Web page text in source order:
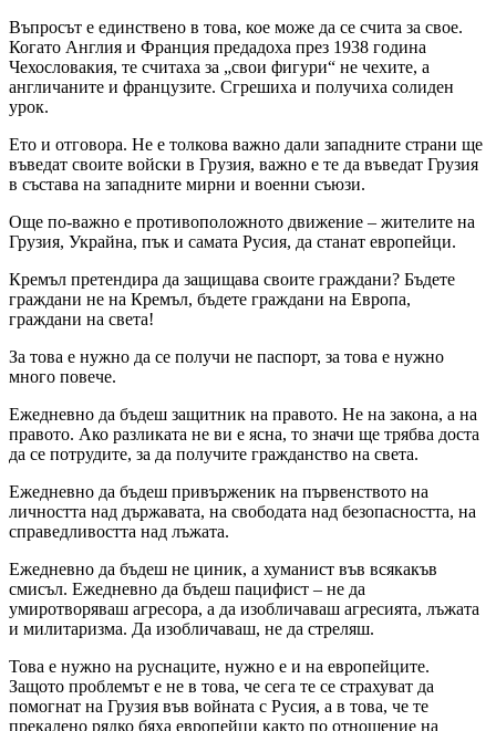
Въпросът е единствено в това, кое може да се счита за свое.
Когато Англия и Франция предадоха през 1938 година
Чехословакия, те считаха за „свои фигури“ не чехите, а
англичаните и французите. Сгрешиха и получиха солиден
урок.
Ето и отговора. Не е толкова важно дали западните страни ще
въведат своите войски в Грузия, важно е те да въведат Грузия
в състава на западните мирни и военни съюзи.
Още по-важно е противоположното движение – жителите на
Грузия, Украйна, пък и самата Русия, да станат европейци.
Кремъл претендира да защищава своите граждани? Бъдете
граждани не на Кремъл, бъдете граждани на Европа,
граждани на света!
За това е нужно да се получи не паспорт, за това е нужно
много повече.
Ежедневно да бъдеш защитник на правото. Не на закона, а на
правото. Ако разликата не ви е ясна, то значи ще трябва доста
да се потрудите, за да получите гражданство на света.
Ежедневно да бъдеш привърженик на първенството на
личността над държавата, на свободата над безопасността, на
справедливостта над лъжата.
Ежедневно да бъдеш не циник, а хуманист във всякакъв
смисъл. Ежедневно да бъдеш пацифист – не да
умиротворяваш агресора, а да изобличаваш агресията, лъжата
и милитаризма. Да изобличаваш, не да стреляш.
Това е нужно на руснаците, нужно е и на европейците.
Защото проблемът е не в това, че сега те се страхуват да
помогнат на Грузия във войната с Русия, а в това, че те
прекалено рядко бяха европейци както по отношение на